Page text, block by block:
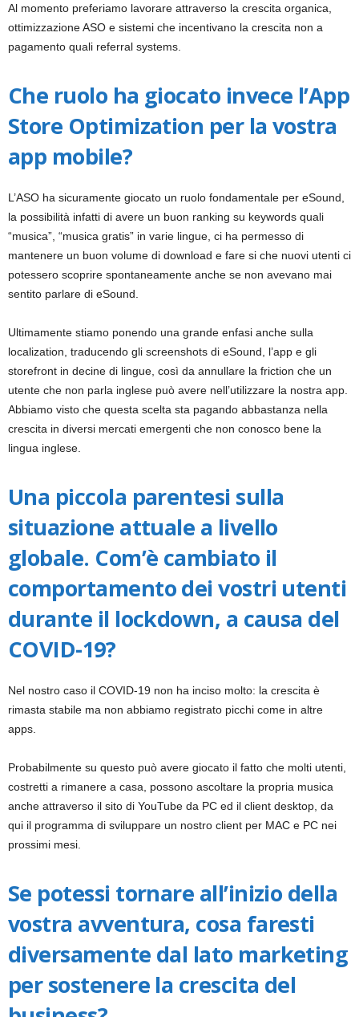
Al momento preferiamo lavorare attraverso la crescita organica,
ottimizzazione ASO e sistemi che incentivano la crescita non a
pagamento quali referral systems.
Che ruolo ha giocato invece l’App
Store Optimization per la vostra
app mobile?
L’ASO ha sicuramente giocato un ruolo fondamentale per eSound,
la possibilità infatti di avere un buon ranking su keywords quali
“musica”, “musica gratis” in varie lingue, ci ha permesso di
mantenere un buon volume di download e fare si che nuovi utenti ci
potessero scoprire spontaneamente anche se non avevano mai
sentito parlare di eSound.
Ultimamente stiamo ponendo una grande enfasi anche sulla
localization, traducendo gli screenshots di eSound, l’app e gli
storefront in decine di lingue, così da annullare la friction che un
utente che non parla inglese può avere nell’utilizzare la nostra app.
Abbiamo visto che questa scelta sta pagando abbastanza nella
crescita in diversi mercati emergenti che non conosco bene la
lingua inglese.
Una piccola parentesi sulla
situazione attuale a livello
globale. Com’è cambiato il
comportamento dei vostri utenti
durante il lockdown, a causa del
COVID-19?
Nel nostro caso il COVID-19 non ha inciso molto: la crescita è
rimasta stabile ma non abbiamo registrato picchi come in altre
apps.
Probabilmente su questo può avere giocato il fatto che molti utenti,
costretti a rimanere a casa, possono ascoltare la propria musica
anche attraverso il sito di YouTube da PC ed il client desktop, da
qui il programma di sviluppare un nostro client per MAC e PC nei
prossimi mesi.
Se potessi tornare all’inizio della
vostra avventura, cosa faresti
diversamente dal lato marketing
per sostenere la crescita del